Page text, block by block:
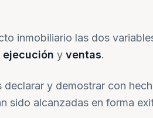
inmobiliario las dos
ejecución y ventas.
y demostrar con
sido alcanzadas en forma